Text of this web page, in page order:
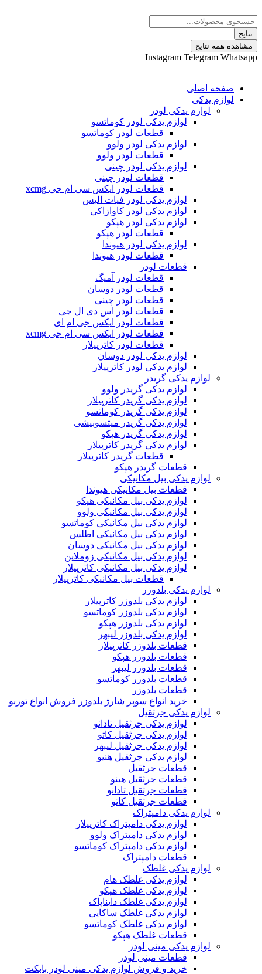
نتایج
Instagram Telegram
اصلی
یدکی
لوازم یدکی لودر
لوازم یدکی لودر کوماتسو
قطعات لودر کوماتسو
لوازم یدکی لودر ولوو
قطعات لودر ولوو
لوازم یدکی لودر چینی
قطعات لودر چینی
قطعات لودر ایکس سی ام جی xcmg
لوازم یدکی لودر فیات الیس
لوازم یدکی لودر کاوازاکی
لوازم یدکی لودر هپکو
قطعات لودر هپکو
لوازم یدکی لودر هیوندا
قطعات لودر هیوندا
قطعات لودر
قطعات لودر آمیگ
قطعات لودر دوسان
قطعات لودر چینی
قطعات لودر اس دی ال جی
قطعات لودر ایکس جی ام ای
قطعات لودر ایکس سی ام جی xcmg
قطعات لودر کاترپیلار
لوازم یدکی لودر دوسان
لوازم یدکی لودر کاترپیلار
لوازم یدکی گریدر
لوازم یدکی گریدر ولوو
لوازم یدکی گریدر کاترپیلار
لوازم یدکی گریدر کوماتسو
لوازم یدکی گریدر میتسوبیشی
لوازم یدکی گریدر هپکو
لوازم یدکی گریدر کاترپیلار
قطعات گریدر کاترپیلار
قطعات گریدر هپکو
لوازم یدکی بیل مکانیکی
قطعات بیل مکانیکی هیوندا
لوازم یدکی بیل مکانیکی هپکو
لوازم یدکی بیل مکانیکی ولوو
لوازم یدکی بیل مکانیکی کوماتسو
لوازم یدکی بیل مکانیکی اطلس
لوازم یدکی بیل مکانیکی دوسان
لوازم یدکی بیل مکانیکی زوملاین
لوازم یدکی بیل مکانیکی کاترپیلار
قطعات بیل مکانیکی کاترپیلار
لوازم یدکی بلدوزر
لوازم یدکی بلدوزر کاترپیلار
لوازم یدکی بلدوزر کوماتسو
لوازم یدکی بلدوزر هپکو
لوازم یدکی بلدوزر لیبهر
قطعات بلدوزر کاترپیلار
قطعات بلدوزر هپکو
قطعات بلدوزر لیبهر
قطعات بلدوزر کوماتسو
قطعات بلدوزر
خرید انواع سوپر شارژ بلدوزر فروش انواع توربو
لوازم یدکی جرثقیل
لوازم یدکی جرثقیل تادانو
لوازم یدکی جرثقیل کاتو
لوازم یدکی جرثقیل لیبهر
لوازم یدکی جرثقیل هنیو
قطعات جرثقیل
قطعات جرثقیل هینو
قطعات جرثقیل تادانو
قطعات جرثقیل کاتو
لوازم یدکی دامپتراک
لوازم یدکی دامپتراک کاترپیلار
لوازم یدکی دامپتراک ولوو
لوازم یدکی دامپتراک کوماتسو
قطعات دامپتراک
لوازم یدکی غلطک
لوازم یدکی غلطک هام
لوازم یدکی غلطک هپکو
لوازم یدکی غلطک دایناپاک
لوازم یدکی غلطک ساکایی
لوازم یدکی غلطک کوماتسو
قطعات غلطک هپکو
لوازم یدکی مینی لودر
قطعات مینی لودر
خرید و فروش لوازم یدکی مینی لودر بابکت